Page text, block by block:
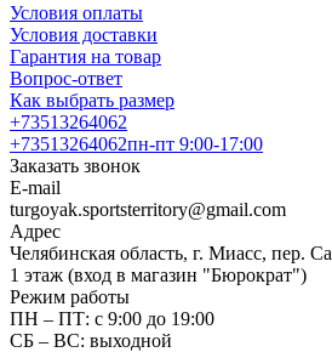
Условия оплаты
Условия доставки
Гарантия на товар
Вопрос-ответ
Как выбрать размер
+73513264062
+73513264062пн-пт 9:00-17:00
Заказать звонок
E-mail
turgoyak.sportsterritory@gmail.com
Адрес
Челябинская область, г. Миасс, пер.
1 этаж (вход в магазин "Бюрократ")
Режим работы
ПН – ПТ: с 9:00 до 19:00
СБ – ВС: выходной